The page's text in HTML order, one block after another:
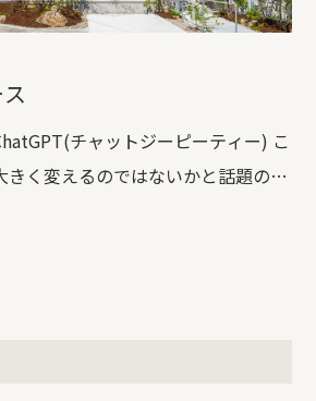
チャットジーピーティー) こ
きく変えるのではないかと話題のチ
な話題すぎて「ちょっと何言って